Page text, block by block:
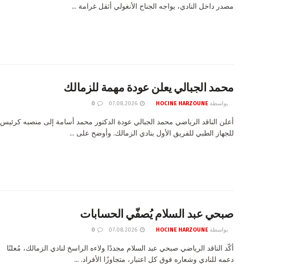
مصدر داخل النادي، يواجه الجناح الأنغولي أثقل غرامة ...
محمد الجبالي يعلن عودة مهمة للزمالك
بواسطة HOCINE HARZOUNE
أعلن الناقد الرياضي محمد الجبالي عودة الدكتور محمد أسامة إلى منصبه كرئيس
للجهاز الطبي للفريق الأول بنادي الزمالك. وأوضح على ...
صبحي عبد السلام يُصفّي الحسابات
بواسطة HOCINE HARZOUNE
أكّد الناقد الرياضي صبحي عبد السلام مجددًا ولاءه الراسخ لنادي الزمالك، مُعلنًا
دعمه للنادي وشعاره فوق كل اعتبار، متجاوزًا الأفراد. ...